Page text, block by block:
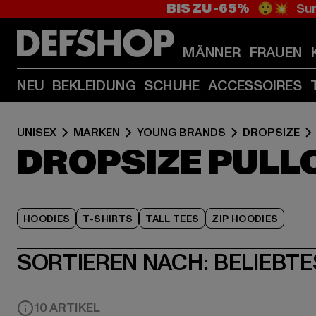
BIS ZU -65% 😲💥
MÄNNER FRAUEN
NEU BEKLEIDUNG SCHUHE ACCESSOIRES
UNISEX MARKEN YOUNG BRANDS DROPSIZE
DROPSIZE
HOODIES T-SHIRTS TALL TEES ZIP HOODIES
SORTIEREN NACH:
10 ARTIKEL